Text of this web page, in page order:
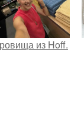
из Hoff.